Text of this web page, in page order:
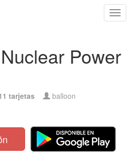
Power
tarjetas balloon